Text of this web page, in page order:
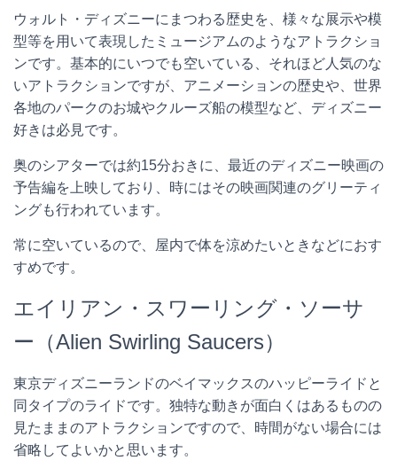
ウォルト・ディズニーにまつわる歴史を、様々な展示や模
型等を用いて表現したミュージアムのようなアトラクショ
ンです。基本的にいつでも空いている、それほど人気のな
いアトラクションですが、アニメーションの歴史や、世界
各地のパークのお城やクルーズ船の模型など、ディズニー
好きは必見です。
奥のシアターでは約15分おきに、最近のディズニー映画の
予告編を上映しており、時にはその映画関連のグリーティ
ングも行われています。
常に空いているので、屋内で体を涼めたいときなどにおす
すめです。
エイリアン・スワーリング・ソーサ
ー（Alien Swirling Saucers）
東京ディズニーランドのベイマックスのハッピーライドと
同タイプのライドです。独特な動きが面白くはあるものの
見たままのアトラクションですので、時間がない場合には
省略してよいかと思います。